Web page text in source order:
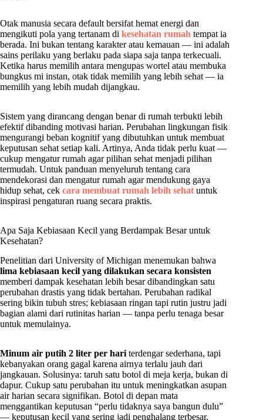
Otak manusia secara default bersifat hemat energi dan
mengikuti pola yang tertanam di kesehatan rumah tempat ia
berada. Ini bukan tentang karakter atau kemauan — ini adalah
sains perilaku yang berlaku pada siapa saja tanpa terkecuali.
Ketika harus memilih antara mengupas wortel atau membuka
bungkus mi instan, otak tidak memilih yang lebih sehat — ia
memilih yang lebih mudah dijangkau.
Sistem yang dirancang dengan benar di rumah terbukti lebih
efektif dibanding motivasi harian. Perubahan lingkungan fisik
mengurangi beban kognitif yang dibutuhkan untuk membuat
keputusan sehat setiap kali. Artinya, Anda tidak perlu kuat —
cukup mengatur rumah agar pilihan sehat menjadi pilihan
termudah. Untuk panduan menyeluruh tentang cara
mendekorasi dan mengatur rumah agar mendukung gaya
hidup sehat, cek cara membuat rumah lebih sehat untuk
inspirasi pengaturan ruang secara praktis.
Apa Saja Kebiasaan Kecil yang Berdampak Besar untuk
Kesehatan?
Penelitian dari University of Michigan menemukan bahwa
lima kebiasaan kecil yang dilakukan secara konsisten
memberi dampak kesehatan lebih besar dibandingkan satu
perubahan drastis yang tidak bertahan. Perubahan radikal
sering bikin tubuh stres; kebiasaan ringan tapi rutin justru jadi
bagian alami dari rutinitas harian — tanpa perlu tenaga besar
untuk memulainya.
Minum air putih 2 liter per hari terdengar sederhana, tapi
kebanyakan orang gagal karena airnya terlalu jauh dari
jangkauan. Solusinya: taruh satu botol di meja kerja, bukan di
dapur. Cukup satu perubahan itu untuk meningkatkan asupan
air harian secara signifikan. Botol di depan mata
menggantikan keputusan “perlu tidaknya saya bangun dulu”
— keputusan kecil yang sering jadi penghalang terbesar.